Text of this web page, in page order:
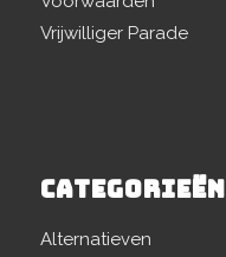
Vrijwilliger Parade
CATEGORIEËN
Alternatieven